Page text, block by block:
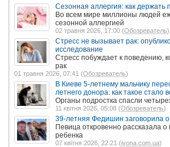
Сезонная аллергия: как держать
Во всем мире миллионы людей
сезонной аллергией
02 травня 2026, 17:00 (Обозреватель)
Стресс не вызывает рак:
исследование
Стресс побуждает к поведению,
рак
01 травня 2026, 07:41 (Обозреватель)
В Киеве 5-летнему мальчику
летнего донора: как такое стало
Органы подростка спасли
11 квітня 2026, 05:08 (Обозреватель)
39-летняя Федишин заговорила
Певица откровенно рассказала
ребенка
07 квітня 2026, 22:21 (ivona.com.ua)